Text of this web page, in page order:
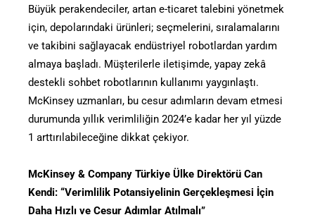
Büyük perakendeciler, artan e-ticaret talebini yönetmek
için, depolarındaki ürünleri; seçmelerini, sıralamalarını
ve takibini sağlayacak endüstriyel robotlardan yardım
almaya başladı. Müşterilerle iletişimde, yapay zekâ
destekli sohbet robotlarının kullanımı yaygınlaştı.
McKinsey uzmanları, bu cesur adımların devam etmesi
durumunda yıllık verimliliğin 2024’e kadar her yıl yüzde
1 arttırılabileceğine dikkat çekiyor.
McKinsey & Company Türkiye Ülke Direktörü Can
Kendi: “Verimlilik Potansiyelinin Gerçekleşmesi İçin
Daha Hızlı ve Cesur Adımlar Atılmalı”